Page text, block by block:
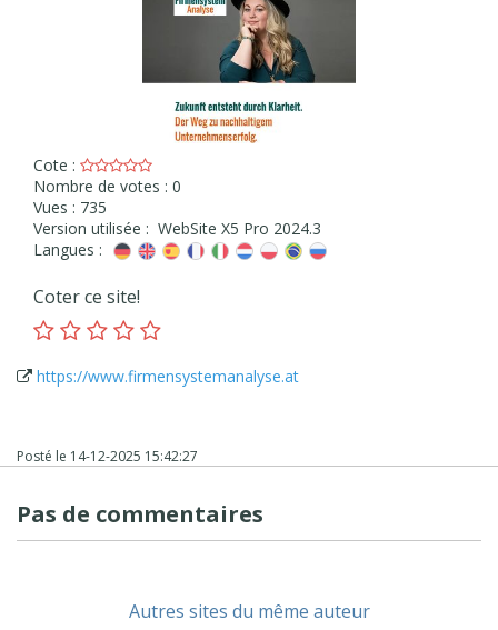
Cote :
Nombre de votes : 0
Vues : 735
Version utilisée : WebSite X5 Pro 2024.3
Langues :
Coter ce site!
https://www.firmensystemanalyse.at
Posté le 14-12-2025 15:42:27
Pas de commentaires
Autres sites du même auteur